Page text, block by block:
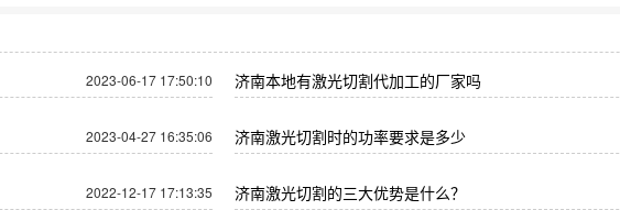
2023-06-17 17:50:10 济南本地有激光切割代加工的厂家吗
2023-04-27 16:35:06 济南激光切割时的功率要求是多少
2022-12-17 17:13:35 济南激光切割的三大优势是什么？